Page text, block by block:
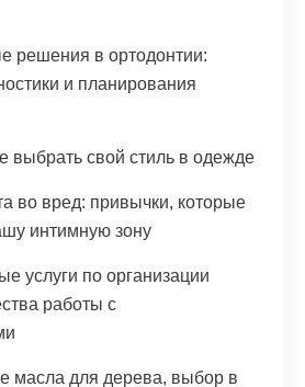
решения в ортодонтии:
и планирования
выбрать свой стиль в одежде
во вред: привычки, которые
интимную зону
услуги по организации
работы с
масла для дерева, выбор в